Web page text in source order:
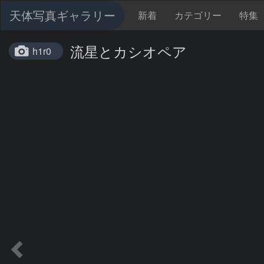
天体写真ギャラリー 新着 カテゴリー 特集
h1r0 流星とカシオペア